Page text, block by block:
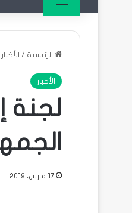
الرئيسية / الأخبار
الأخبار
لجنة
17 مارس، 2019